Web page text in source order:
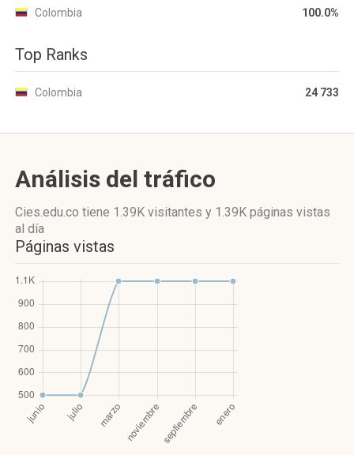
Colombia 100.0%
Top Ranks
Colombia 24 733
Análisis del tráfico
Cies.edu.co tiene 1.39K visitantes y 1.39K páginas vistas
al día
Páginas vistas